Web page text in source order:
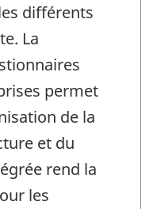
différents
La
permet
de la
et du
rend la
les